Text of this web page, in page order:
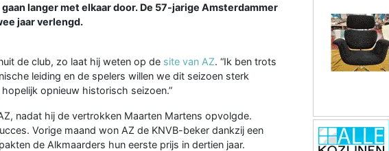
langer met elkaar door. De 57-jarige Amsterdammer
jaar verlengd.
de club, zo laat hij weten op de site van AZ. “Ik ben trots
leiding en de spelers willen we dit seizoen sterk
opnieuw historisch seizoen.”
nadat hij de vertrokken Maarten Martens opvolgde.
Vorige maand won AZ de KNVB-beker dankzij een
de Alkmaarders hun eerste prijs in dertien jaar.